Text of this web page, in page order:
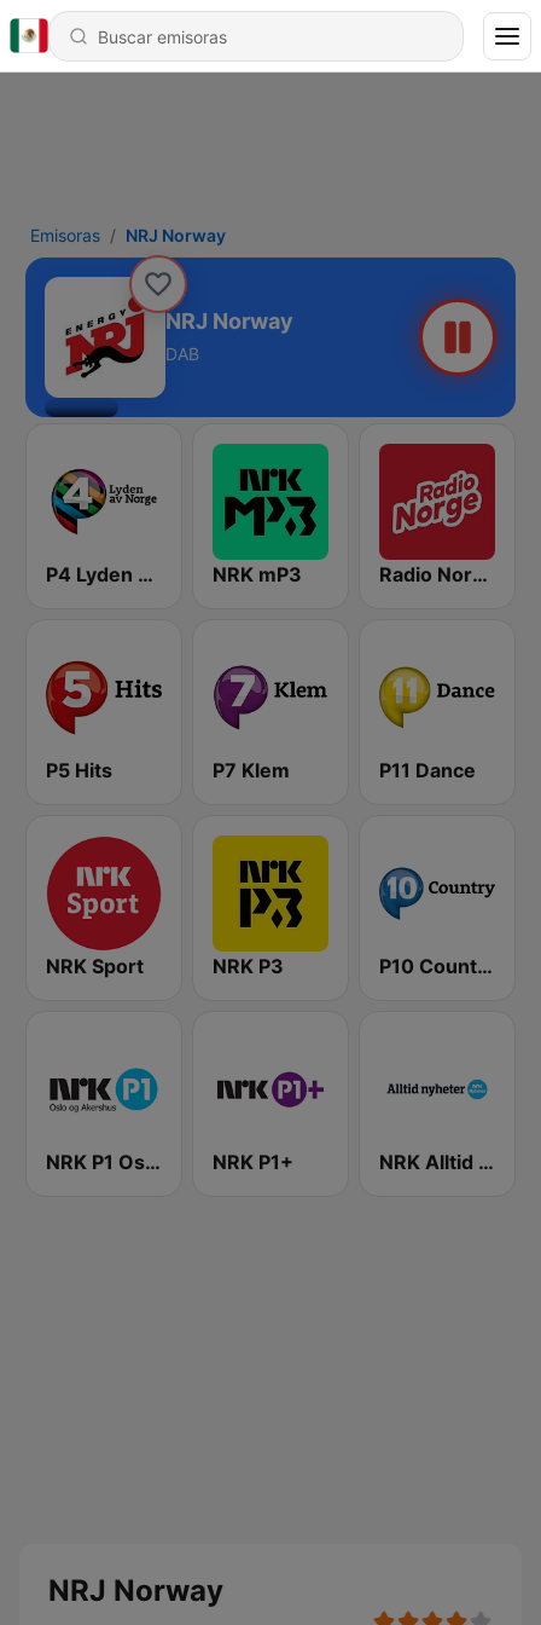
Emisoras NRJ Norway
NRJ Norway
DAB
P4 Lyden av Norge NRK mP3 Radio Norge
P5 Hits P7 Klem P11 Dance
NRK Sport NRK P3 P10 Country
NRK P1 Oslo og Akershus NRK P1+ NRK Alltid Nyheter
NRJ Norway